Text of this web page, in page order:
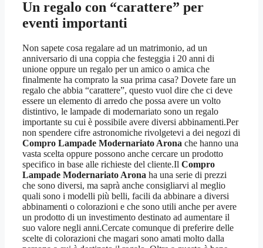
Un regalo con “carattere” per
eventi importanti
Non sapete cosa regalare ad un matrimonio, ad un
anniversario di una coppia che festeggia i 20 anni di
unione oppure un regalo per un amico o amica che
finalmente ha comprato la sua prima casa? Dovete fare un
regalo che abbia “carattere”, questo vuol dire che ci deve
essere un elemento di arredo che possa avere un volto
distintivo, le lampade di modernariato sono un regalo
importante su cui è possibile avere diversi abbinamenti.Per
non spendere cifre astronomiche rivolgetevi a dei negozi di
Compro Lampade Modernariato Arona che hanno una
vasta scelta oppure possono anche cercare un prodotto
specifico in base alle richieste del cliente.Il Compro
Lampade Modernariato Arona ha una serie di prezzi
che sono diversi, ma saprà anche consigliarvi al meglio
quali sono i modelli più belli, facili da abbinare a diversi
abbinamenti o colorazioni e che sono utili anche per avere
un prodotto di un investimento destinato ad aumentare il
suo valore negli anni.Cercate comunque di preferire delle
scelte di colorazioni che magari sono amati molto dalla